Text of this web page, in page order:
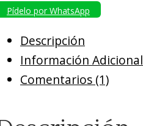
Pídelo por WhatsApp
Descripción
Información Adicional
Comentarios (1)